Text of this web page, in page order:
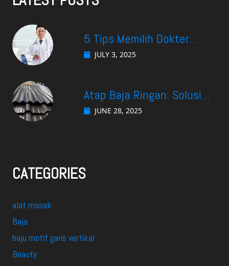
5 Tips Memilih Dokter
Spesialis Gastro di
Untuk Kebutuhan Anda
JULY 3, 2025
Atap Baja Ringan: Solusi
Efektif Menjaga Suhu
JUNE 28, 2025
CATEGORIES
alat masak
Baja
baju motif garis vertikal
Beauty